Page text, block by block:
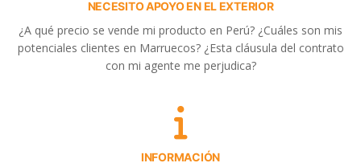
NECESITO APOYO EN EL EXTERIOR
¿A qué precio se vende mi producto en Perú? ¿Cuáles son mis
potenciales clientes en Marruecos? ¿Esta cláusula del contrato
con mi agente me perjudica?
INFORMACIÓN